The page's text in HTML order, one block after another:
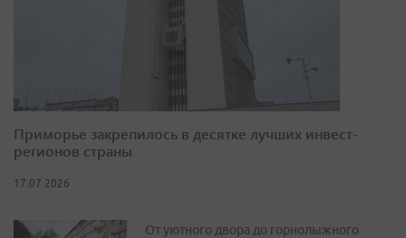
Приморье закрепилось в десятке лучших инвест-
регионов страны
17.07.2026
От уютного двора до горнолыжного